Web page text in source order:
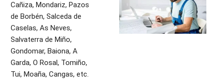
Cañiza, Mondariz, Pazos
de Borbén, Salceda de
Caselas, As Neves,
Salvaterra de Miño,
Gondomar, Baiona, A
Garda, O Rosal, Tomiño,
Tui, Moaña, Cangas, etc.